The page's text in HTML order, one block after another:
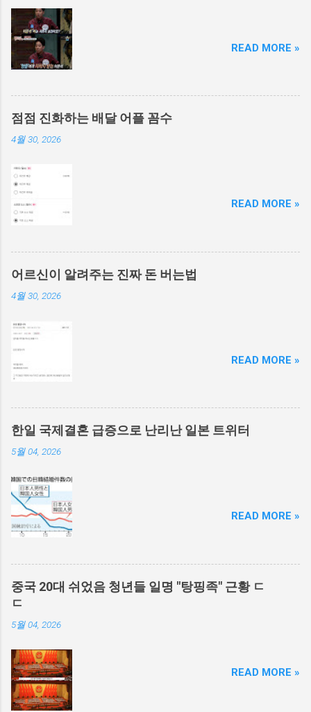
READ MORE »
점점 진화하는 배달 어플 꼼수
4월 30, 2026
READ MORE »
어르신이 알려주는 진짜 돈 버는법
4월 30, 2026
READ MORE »
한일 국제결혼 급증으로 난리난 일본 트위터
5월 04, 2026
READ MORE »
중국 20대 쉬었음 청년들 일명 "탕핑족" 근황 ㄷ
ㄷ
5월 04, 2026
READ MORE »